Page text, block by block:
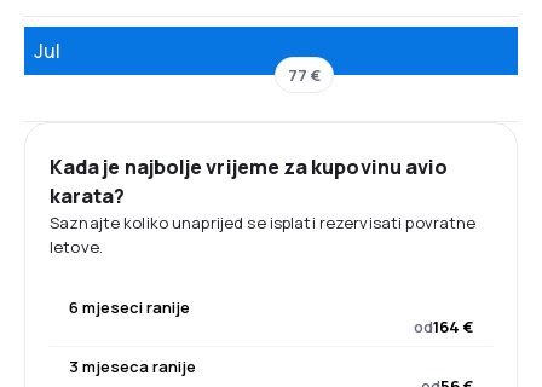
Jul
77 €
Kada je najbolje vrijeme za kupovinu avio
karata?
Saznajte koliko unaprijed se isplati rezervisati povratne
letove.
6 mjeseci ranije
od164 €
3 mjeseca ranije